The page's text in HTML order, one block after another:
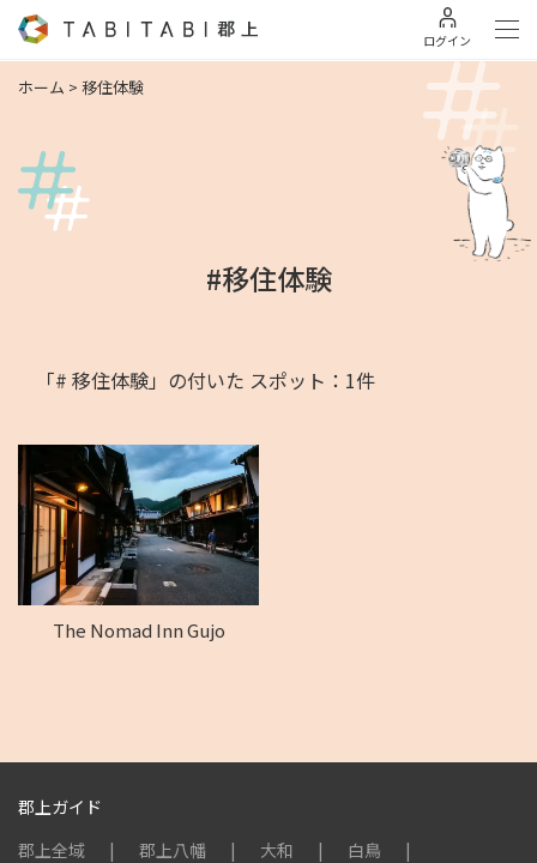
ログイン
ホーム > 移住体験
#移住体験
「# 移住体験」の付いた スポット：1件
The Nomad Inn Gujo
郡上ガイド
郡上全域
郡上八幡 大和
白鳥